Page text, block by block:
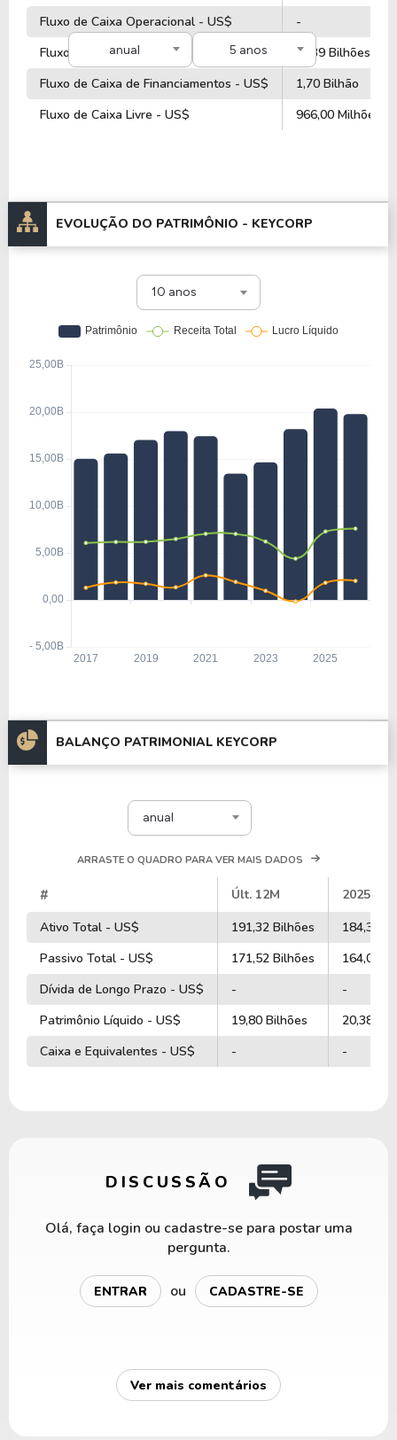
anual 5 anos
Fluxo de Caixa Operacional - US$
-
Fluxo de Caixa de Investimentos - US$
-3,39 Bilhões
Fluxo de Caixa de Financiamentos - US$
1,70 Bilhão
Fluxo de Caixa Livre - US$
966,00 Milhões
EVOLUÇÃO DO PATRIMÔNIO - KEYCORP
10 anos
BALANÇO PATRIMONIAL KEYCORP
anual
ARRASTE O QUADRO PARA VER MAIS DADOS
# Últ. 12M
2025
Ativo Total - US$
191,32 Bilhões
184,38
Passivo Total - US$
171,52 Bilhões
164,00
Dívida de Longo Prazo - US$
-
-
Patrimônio Líquido - US$
19,80 Bilhões
20,38
Caixa e Equivalentes - US$
- -
DISCUSSÃO
Olá, faça login ou cadastre-se para postar uma
pergunta.
ENTRAR ou CADASTRE-SE
Ver mais comentários